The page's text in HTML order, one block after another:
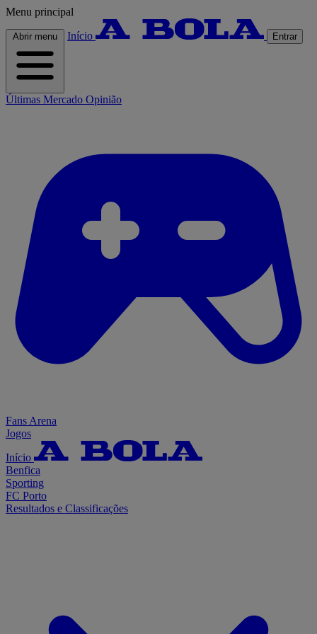
Menu principal
Abrir menu Início Entrar
Últimas Mercado Opinião
Fans Arena
Jogos
Início
Benfica
Sporting
FC Porto
Resultados e Classificações